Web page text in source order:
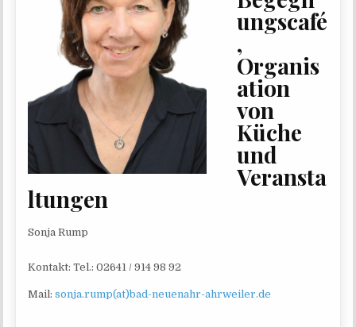
ungscafé
,
Organis
ation
von
Küche
und
Veransta
ltungen
Son­ja Rump
Kon­takt: Tel.: 02641 / 914 98 92
Mail:sonja.rump(at)bad-neuenahr-ahrweiler.de